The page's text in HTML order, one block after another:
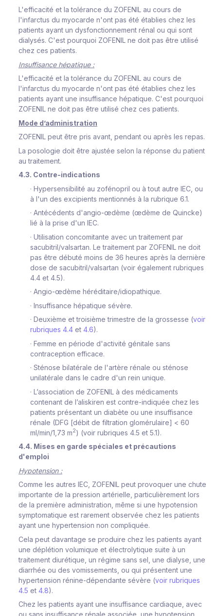
L'efficacité et la tolérance du ZOFENIL au cours de
l'infarctus du myocarde n'ont pas été établies chez les
patients ayant un dysfonctionnement rénal ou qui sont
dialysés. C'est pourquoi ZOFENIL ne doit pas être utilisé
chez ces patients.
Insuffisance hépatique :
L'efficacité et la tolérance du ZOFENIL au cours de
l'infarctus du myocarde n'ont pas été établies chez les
patients ayant une insuffisance hépatique. C'est pourquoi
ZOFENIL ne doit pas être utilisé chez ces patients.
Mode d’administration
ZOFENIL peut être pris avant, pendant ou après les repas.
La posologie doit être ajustée selon la réponse du patient
au traitement.
4.3. Contre-indications
· Hypersensibilité au zofénopril ou à tout autre IEC, ou
à l'un des excipients mentionnés à la rubrique 6.1.
· Antécédents d'angio-œdème (œdème de Quincke)
lié à la prise d'un IEC.
· Utilisation concomitante avec un traitement par
sacubitril/valsartan. Le traitement par ZOFENIL ne doit
pas être débuté moins de 36 heures après la dernière
dose de sacubitril/valsartan (voir également rubriques
4.4 et 4.5).
· Angio-œdème héréditaire/idiopathique.
· Insuffisance hépatique sévère.
· Deuxième et troisième trimestre de la grossesse (voir
rubriques 4.4et 4.6).
· Femme en période d'activité génitale sans
contraception efficace.
· Sténose bilatérale de l'artère rénale ou sténose
unilatérale dans le cadre d'un rein unique.
· L’association de ZOFENIL à des médicaments
contenant de l’aliskiren est contre-indiquée chez les
patients présentant un diabète ou une insuffisance
rénale (DFG [débit de filtration glomérulaire] < 60
ml/min/1,73 m2) (voir rubriques 4.5 et 5.1).
4.4. Mises en garde spéciales et précautions
d'emploi
Hypotension :
Comme les autres IEC, ZOFENIL peut provoquer une chute
importante de la pression artérielle, particulièrement lors
de la première administration, même si une hypotension
symptomatique est rarement observée chez les patients
ayant une hypertension non compliquée.
Cela peut davantage se produire chez les patients ayant
une déplétion volumique et électrolytique suite à un
traitement diurétique, un régime sans sel, une dialyse, une
diarrhée ou des vomissements, ou qui présentent une
hypertension rénine-dépendante sévère (voir rubriques
4.5 et 4.8).
Chez les patients ayant une insuffisance cardiaque, avec
ou sans insuffisance rénale associée, une hypotension